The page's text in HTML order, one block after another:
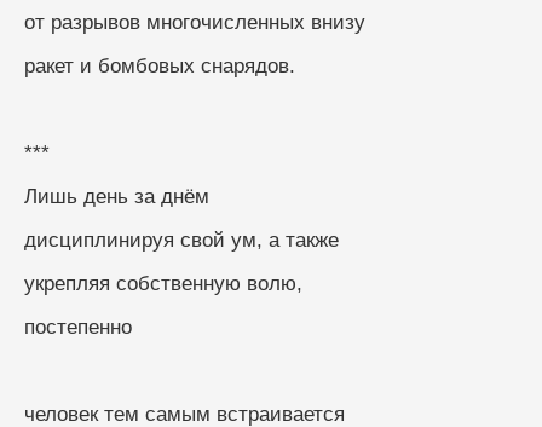
от разрывов многочисленных внизу
ракет и бомбовых снарядов.
***
Лишь день за днём
дисциплинируя свой ум, а также
укрепляя собственную волю,
постепенно
человек тем самым встраивается